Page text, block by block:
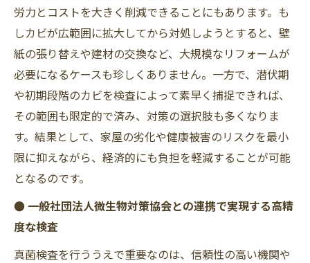
労力とコストを大きく削減できることにもあります。も
しカビが広範囲に拡大してから対処しようとすると、壁
紙の張り替えや建材の交換など、大規模なリフォームが
必要になるケースも珍しくありません。一方で、潜伏期
や初期段階のカビを検査によって素早く捕捉できれば、
その範囲も限定的で済み、対策の選択肢も多くなりま
す。結果として、家屋の劣化や健康被害のリスクを最小
限に抑えながら、経済的にも負担を軽減することが可能
となるのです。
● 一般社団法人微生物対策協会との連携で実現する高精
度な検査
真菌検査を行ううえで重要なのは、信頼性の高い機関や